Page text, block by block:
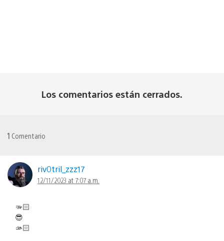
Los comentarios están cerrados.
1 Comentario
riv0tril_zzz17
12/11/2023 at 7:07 a.m.
🫳🏻
😎
🫴🏻